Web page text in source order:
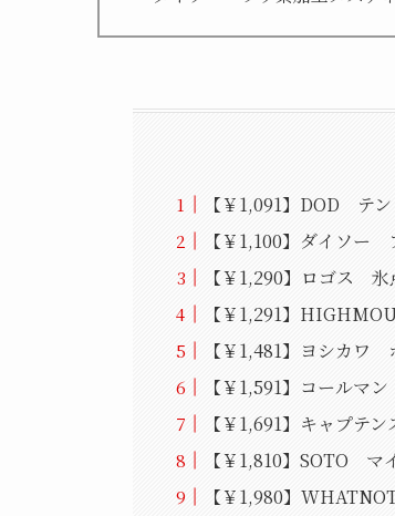
【￥1,091】DOD テ
【￥1,100】ダイソー
【￥1,290】ロゴス
【￥1,291】
【￥1,481】ヨシカワ
【￥1,591】コールマ
【￥1,691】キャプテ
【￥1,810】SOTO マ
【￥1,980】